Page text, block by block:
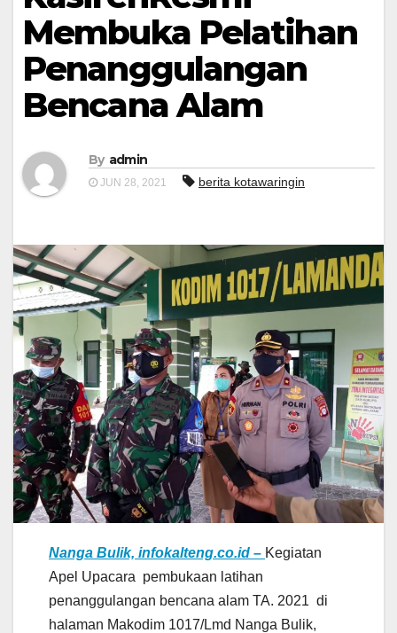
Membuka Pelatihan
Penanggulangan
Bencana Alam
By admin
JUN 28, 2021 berita kotawaringin
Nanga Bulik, infokalteng.co.id – Kegiatan
Apel Upacara pembukaan latihan
penanggulangan bencana alam TA. 2021 di
halaman Makodim 1017/Lmd Nanga Bulik,